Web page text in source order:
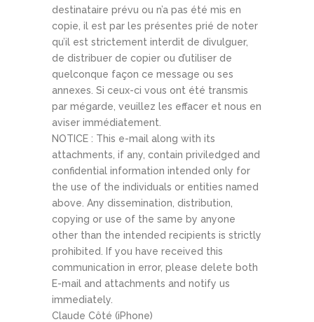
destinataire prévu ou n’a pas été mis en
copie, il est par les présentes prié de noter
qu’il est strictement interdit de divulguer,
de distribuer de copier ou d’utiliser de
quelconque façon ce message ou ses
annexes. Si ceux-ci vous ont été transmis
par mégarde, veuillez les effacer et nous en
aviser immédiatement.
NOTICE : This e-mail along with its
attachments, if any, contain priviledged and
confidential information intended only for
the use of the individuals or entities named
above. Any dissemination, distribution,
copying or use of the same by anyone
other than the intended recipients is strictly
prohibited. If you have received this
communication in error, please delete both
E-mail and attachments and notify us
immediately.
Claude Côté (iPhone)